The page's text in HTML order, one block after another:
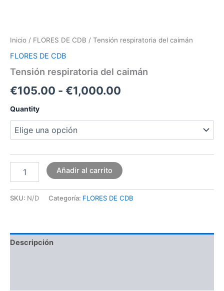
Inicio / FLORES DE CDB / Tensión respiratoria del caimán
FLORES DE CDB
Tensión respiratoria del caimán
€105.00 - €1,000.00
Quantity
Añadir al carrito
SKU: N/D Categoría: FLORES DE CDB
Descripción